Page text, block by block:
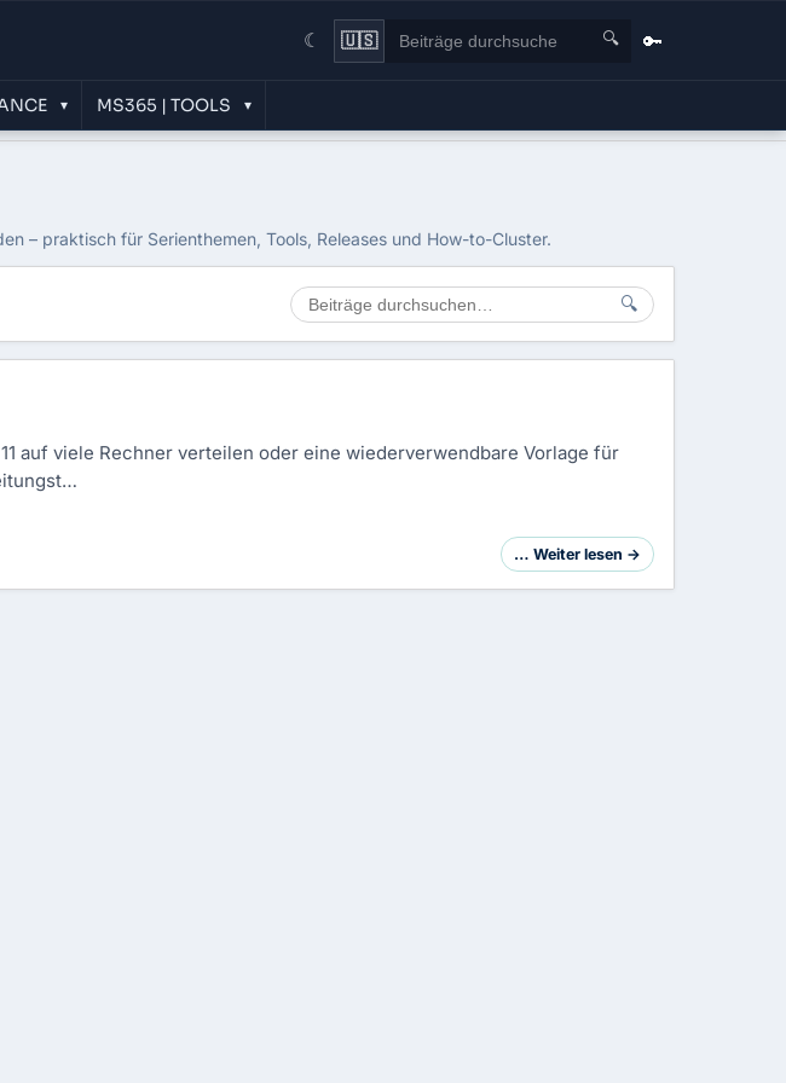
☾ 🇺🇸 🔍 🔑
▾ MS365 | TOOLS ▾
– praktisch für Serienthemen, Tools, Releases und How-to-Cluster.
🔍
auf viele Rechner verteilen oder eine wiederverwendbare Vorlage für
… Weiter lesen →